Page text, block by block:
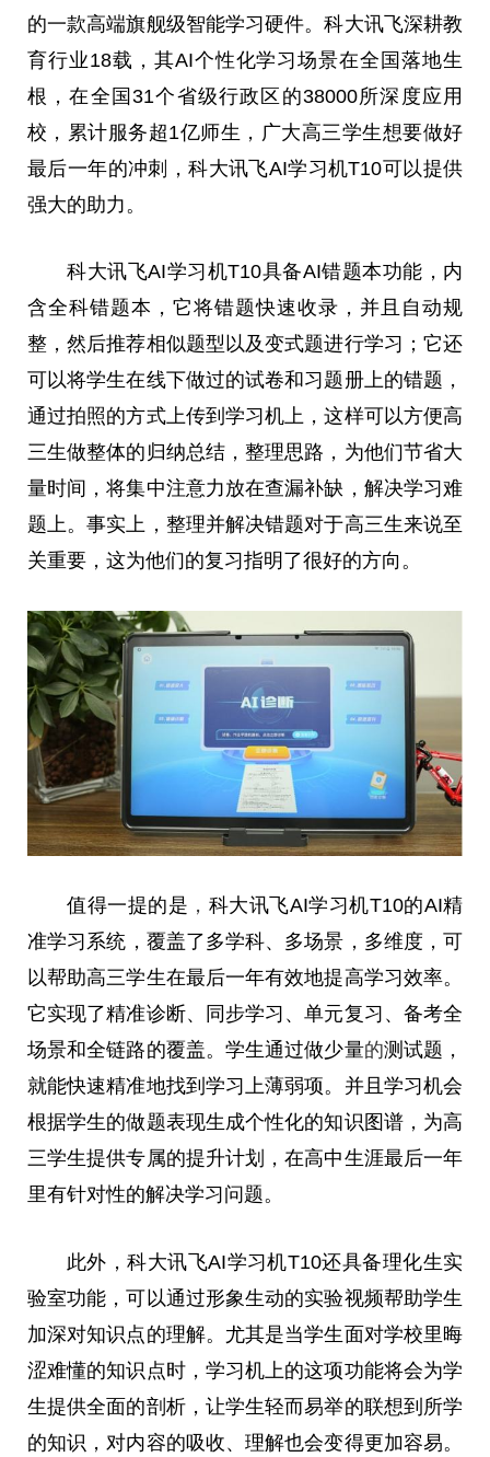
的一款高端旗舰级智能学习硬件。科大讯飞深耕教
育行业18载，其AI个性化学习场景在全国落地生
根，在全国31个省级行政区的38000所深度应用
校，累计服务超1亿师生，广大高三学生想要做好
最后一年的冲刺，科大讯飞AI学习机T10可以提供
强大的助力。
科大讯飞AI学习 机T10具备AI错题本功能，内
含全科错题本，它将错题快速收录，并且自动规
整，然后推荐相似题型以及变式题进行学习 ；它还
可以将学生在线下做过的试卷和习 题册上的错题，
通过拍照的方式上传到学习机上，这样可以方便高
三生做整体的归纳总结，整理思路，为他们节省大
量时间，将集中注意力放在查漏补缺，解决学习难
题上。事实上，整理并解决错题对于高三生来说至
关重要，这为他们的复习 指明了很好的方向。
值得一提的是 ， 科大讯飞AI学习 机T10的AI精
准学习 系统，覆盖了多学科、多场景，多维度，可
以帮助高三学生在最后一年有效地提高学习 效率。
它实现了精准诊断、同步学习 、单元复习 、备考全
场景和全链路的覆盖。学生通过做少量的测试题，
就能快速精准地找到学习上薄弱项。并且学习 机会
根据学生的做题表现生成个性化的知识图谱，为高
三学生提供专属的提升计划，在高中生涯最后一年
里有针对性的解决学习 问题。
此外，科大讯飞AI学习机T10还具备理化生实
验室功能，可以通过形象生动的实验视频帮助学生
加深对知识点的理解。尤其是当学生面对学校里晦
涩难懂的知识点时，学习机上的这项功能将会为学
生提供全面的剖析，让学生轻而易举的联想到所学
的知识，对内容的吸收、理解也会变得更加容易。